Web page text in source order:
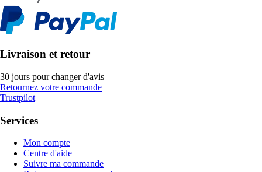
Livraison et retour
30 jours pour changer d'avis
Retournez votre commande
Trustpilot
Services
Mon compte
Centre d'aide
Suivre ma commande